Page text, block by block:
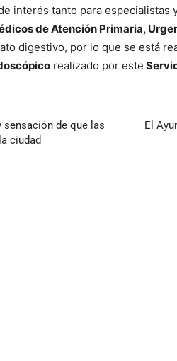
interés tanto para especialistas
de Atención Primaria,
digestivo, por lo que se está
realizado por este
sensación de que las
ciudad
El